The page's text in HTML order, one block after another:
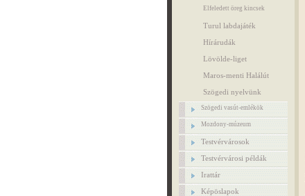
Elfeledett öreg kincsek
Turul labdajáték
Hírárudák
Lövölde-liget
Maros-menti Halálút
Szögedi nyelvünk
Szögedi vasút-emlékök
Mozdony-múzeum
Testvérvárosok
Testvérvárosi példák
Irattár
Képöslapok